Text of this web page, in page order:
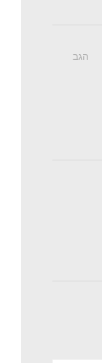
הגב